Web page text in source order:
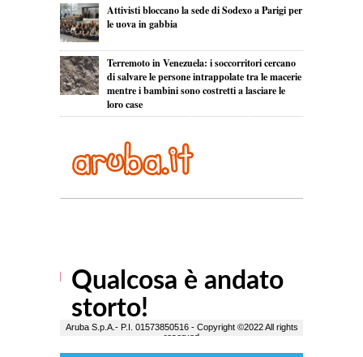
Attivisti bloccano la sede di Sodexo a Parigi per
le uova in gabbia
Terremoto in Venezuela: i soccorritori cercano
di salvare le persone intrappolate tra le macerie
mentre i bambini sono costretti a lasciare le
loro case